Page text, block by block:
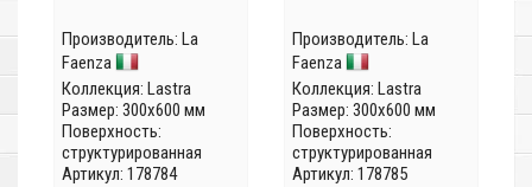
Производитель: La
Faenza
Коллекция: Lastra
Размер: 300x600 мм
Поверхность:
структурированная
Артикул: 178784
Производитель: La
Faenza
Коллекция: Lastra
Размер: 300x600 мм
Поверхность:
структурированная
Артикул: 178785